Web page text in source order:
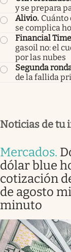
y se prepara
Alivio. Cuánto
se complica
Financial
gasoil no: el
por las nubes
Segunda
de la fallida
Noticias de tu
Mercados.
dólar blue
cotización
de agosto
minuto